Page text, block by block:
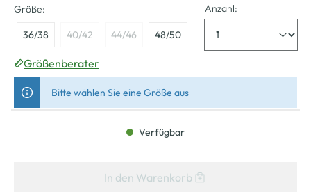
Größe:
36/38 40/42 44/46 48/50
Anzahl:
Größenberater
Bitte wählen Sie eine Größe aus
Verfügbar
In den Warenkorb